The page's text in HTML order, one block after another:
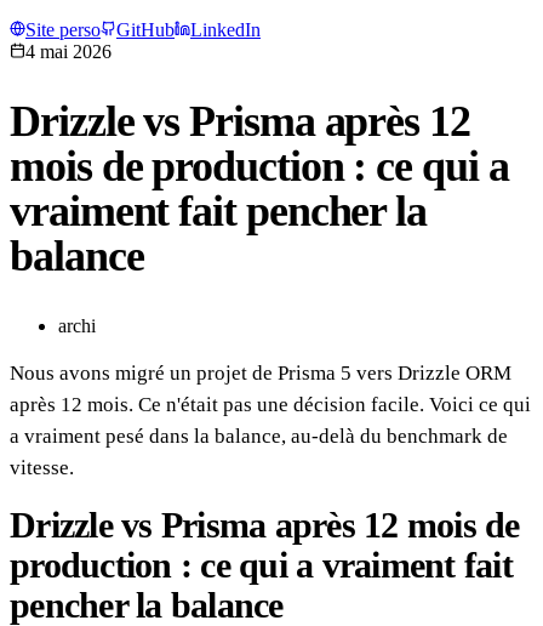
Site perso
GitHub
LinkedIn
4 mai 2026
Drizzle vs Prisma après 12
mois de production : ce qui a
vraiment fait pencher la
balance
archi
Nous avons migré un projet de Prisma 5 vers Drizzle ORM
après 12 mois. Ce n'était pas une décision facile. Voici ce qui
a vraiment pesé dans la balance, au-delà du benchmark de
vitesse.
Drizzle vs Prisma après 12 mois de
production : ce qui a vraiment fait
pencher la balance